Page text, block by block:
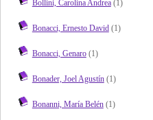
Bollini, Carolina Andrea(1)
Bonacci, Ernesto David(1)
Bonacci, Genaro(1)
Bonader, Joel Agustín(1)
Bonanni, María Belén(1)